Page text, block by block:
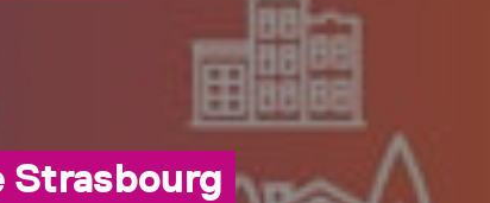
Strasbourg